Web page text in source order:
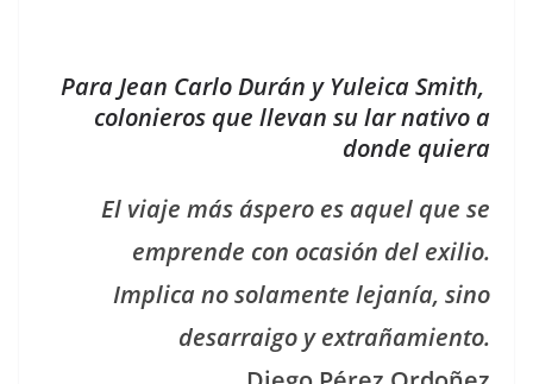
Para Jean Carlo Durán y Yuleica Smith,
colonieros que llevan su lar nativo a
donde quiera
El via­je más áspero es aquel que se
emprende con ocasión del exilio.
Impli­ca no sola­mente lejanía, sino
desar­rai­go y extrañamiento.